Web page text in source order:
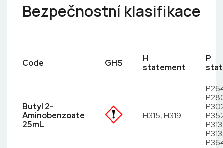
Bezpečnostní klasifikace
Code GHS
H
statement
P
Butyl 2-
Aminobenzoate
25mL
H315, H319